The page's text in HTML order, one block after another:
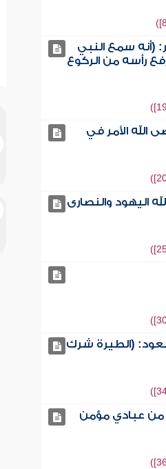
(أنه سمع النبي
رأسه من الركوع
الله الأمر في
اليهود والنصارى
(الطيرة شرك
عبادي مؤمن